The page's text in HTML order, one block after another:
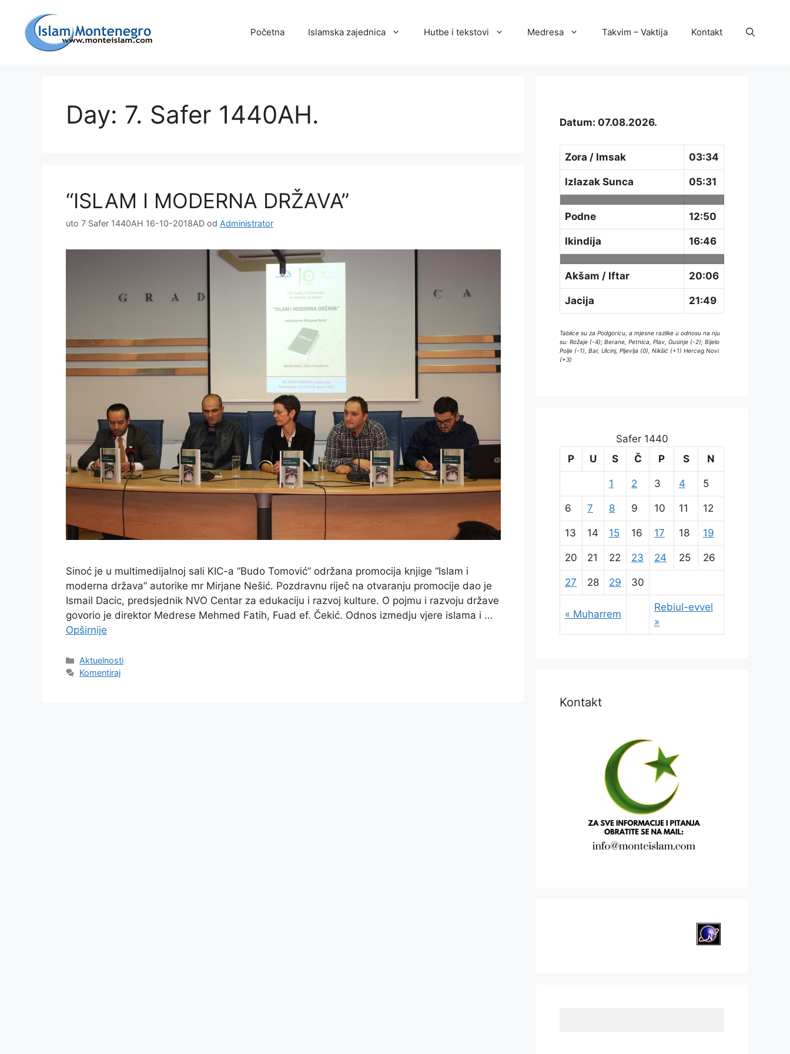
sadržaj
Početna Islamska zajednica Hutbe i tekstovi Medresa Takvim – Vaktija Kontakt
Day: 7. Safer 1440AH.
“ISLAM I MODERNA DRŽAVA”
uto 7 Safer 1440AH 16-10-2018AD od Administrator
Sinoć je u multimedijalnoj sali KIC-a “Budo Tomović” održana promocija knjige “Islam i
moderna država” autorike mr Mirjane Nešić. Pozdravnu riječ na otvaranju promocije dao je
Ismail Dacic, predsjednik NVO Centar za edukaciju i razvoj kulture. O pojmu i razvoju države
govorio je direktor Medrese Mehmed Fatih, Fuad ef. Čekić. Odnos izmedju vjere islama i …
Opširnije
Kategorije
Aktuelnosti
Komentiraj
Datum: 07.08.2026.
Zora / Imsak 03:34
Izlazak Sunca 05:31
Podne 12:50
Ikindija 16:46
Akšam / Iftar 20:06
Jacija 21:49
Tablice su za Podgoricu, a mjesne razlike u odnosu na nju
su: Rožaje (-4); Berane, Petnica, Plav, Gusinje (-2); Bijelo
Polje (-1), Bar, Ulcinj, Pljevlja (0), Nikšić (+1) Herceg Novi
(+3)
Safer 1440
P
U S Č P S N
« Muharrem
Rebiul-evvel
»
1 2 3 4 5
6 7 8 9 10 11 12
13 14 15 16 17 18 19
20 21 22 23 24 25 26
27 28 29 30
Kontakt